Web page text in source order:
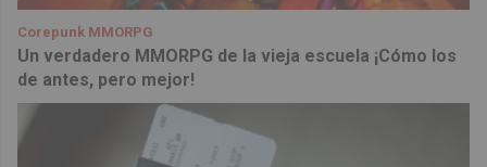
Corepunk MMORPG
Un verdadero MMORPG de la vieja escuela ¡Cómo los
de antes, pero mejor!